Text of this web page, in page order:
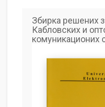
Збирка решених
Кабловских и
комуникационих